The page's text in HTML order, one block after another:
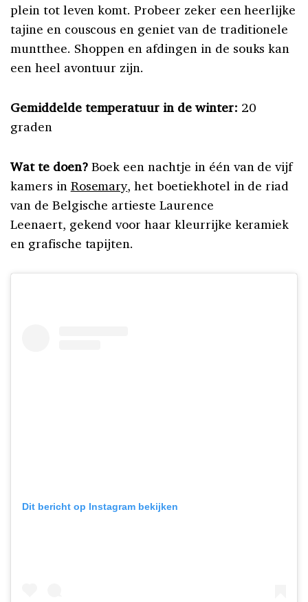
plein tot leven komt. Probeer zeker een heerlijke
tajine en couscous en geniet van de traditionele
muntthee. Shoppen en afdingen in de souks kan
een heel avontuur zijn.
Gemiddelde temperatuur in de winter: 20
graden
Wat te doen? Boek een nachtje in één van de vijf
kamers in Rosemary, het boetiekhotel in de riad
van de Belgische artieste Laurence
Leenaert, gekend voor haar kleurrijke keramiek
en grafische tapijten.
Dit bericht op Instagram bekijken